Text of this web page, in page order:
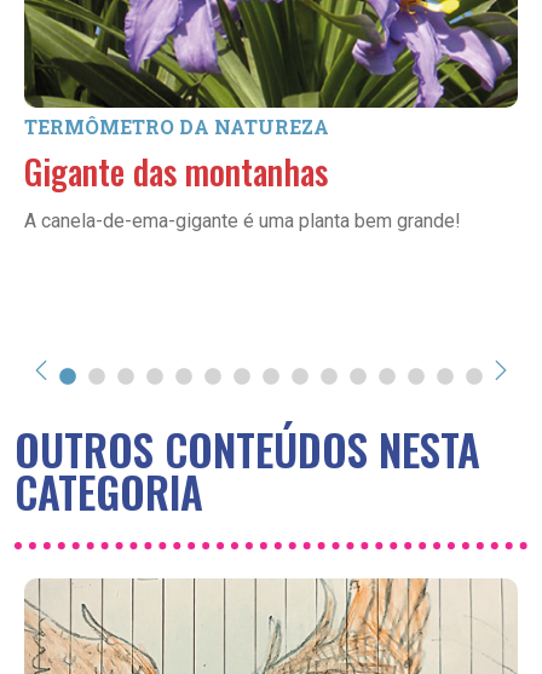
TERMÔMETRO DA NATUREZA
Gigante das montanhas
A canela-de-ema-gigante é uma planta bem grande!
OUTROS CONTEÚDOS NESTA
CATEGORIA